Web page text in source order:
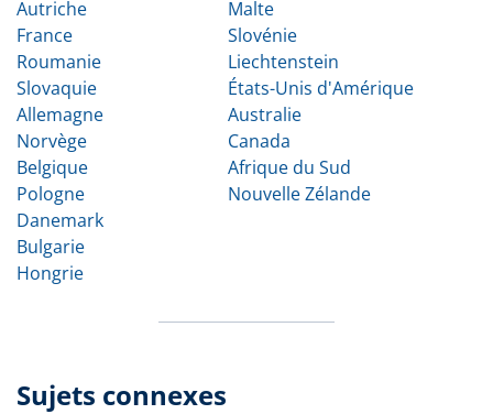
Autriche
France
Roumanie
Slovaquie
Allemagne
Norvège
Belgique
Pologne
Danemark
Bulgarie
Hongrie
Malte
Slovénie
Liechtenstein
États-Unis d'Amérique
Australie
Canada
Afrique du Sud
Nouvelle Zélande
Sujets connexes